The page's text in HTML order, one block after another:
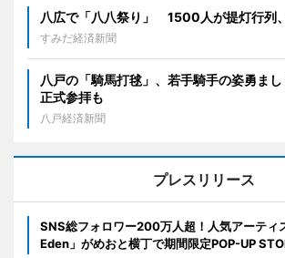
八広で「八八祭り」 1500人が提灯行列
すみだ経済新聞
八戸の「騎馬打毬」、若手騎手の姿勇ま
正式参拝も
八戸経済新聞
プレスリリース
SNS総フォロワー200万人超！人気アーテ
Eden」がめおと横丁で期間限定POP-UP